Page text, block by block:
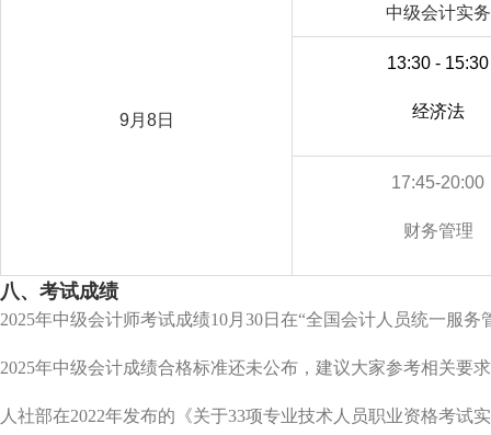
9月8日
中级会计实务
13:30 - 15:30
经济法
17:45-20:00
财务管理
八、考试成绩
2025年中级会计师考试成绩10月30日在“全国会计人员统一服务
2025年中级会计成绩合格标准还未公布，建议大家参考相关要
人社部在2022年发布的《关于33项专业技术人员职业资格考试